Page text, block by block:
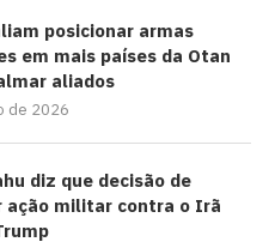
posicionar armas
em mais países da Otan
aliados
de 2026
diz que decisão de
ação militar contra o Irã